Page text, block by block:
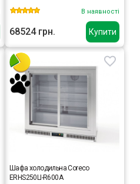
Купити
В наявності
68524 грн.
Шафа холодильна Coreco
ERHS250LI-R600A